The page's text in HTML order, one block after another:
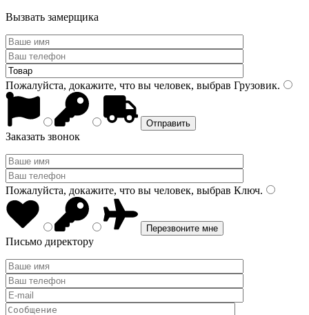
Вызвать замерщика
Пожалуйста, докажите, что вы человек, выбрав Грузовик.
Заказать звонок
Пожалуйста, докажите, что вы человек, выбрав Ключ.
Письмо директору